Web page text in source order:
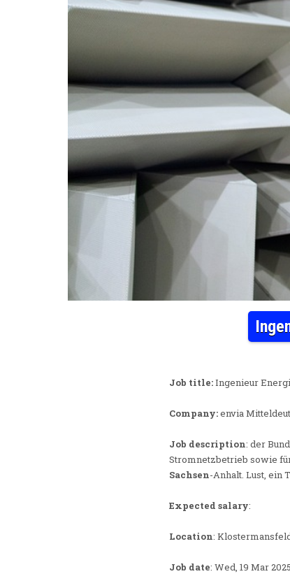
Job title:Ingenieur
Company:envia
Job description: der
Stromnetzbetrieb sowie
Sachsen-Anhalt. Lust, ein
Expected salary:
Location:
Job date: Wed, 19 Mar